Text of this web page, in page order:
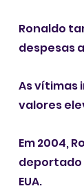
Ronaldo
despesas
As vítimas
valores
Em 2004,
deportado
EUA.